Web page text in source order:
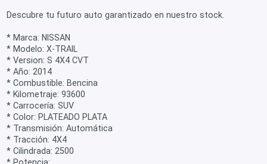
Descubre tu futuro auto garantizado en nuestro stock.
* Marca: NISSAN
* Modelo: X-TRAIL
* Version: S 4X4 CVT
* Año: 2014
* Combustible: Bencina
* Kilometraje: 93600
* Carrocería: SUV
* Color: PLATEADO PLATA
* Transmisión: Automática
* Tracción: 4X4
* Cilindrada: 2500